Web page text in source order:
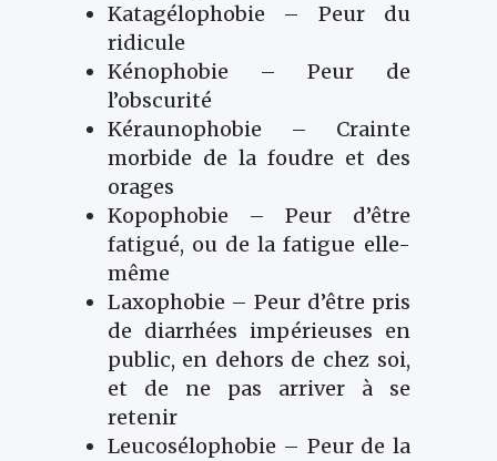
Katagélophobie – Peur du
ridicule
Kénophobie – Peur de
l’obscurité
Kéraunophobie – Crainte
morbide de la foudre et des
orages
Kopophobie – Peur d’être
fatigué, ou de la fatigue elle-
même
Laxophobie – Peur d’être pris
de diarrhées impérieuses en
public, en dehors de chez soi,
et de ne pas arriver à se
retenir
Leucosélophobie – Peur de la